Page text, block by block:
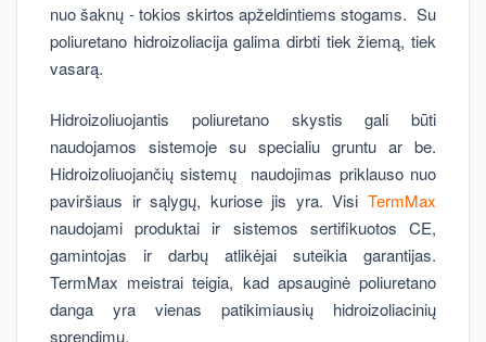
nuo šaknų - tokios skirtos apželdintiems stogams. Su
poliuretano hidroizoliacija galima dirbti tiek žiemą, tiek
vasarą.
Hidroizoliuojantis poliuretano skystis gali būti
naudojamos sistemoje su specialiu gruntu ar be.
Hidroizoliuojančių sistemų naudojimas priklauso nuo
paviršiaus ir sąlygų, kuriose jis yra. Visi TermMax
naudojami produktai ir sistemos sertifikuotos CE,
gamintojas ir darbų atlikėjai suteikia garantijas.
TermMax meistrai teigia, kad apsauginė poliuretano
danga yra vienas patikimiausių hidroizoliacinių
sprendimų.